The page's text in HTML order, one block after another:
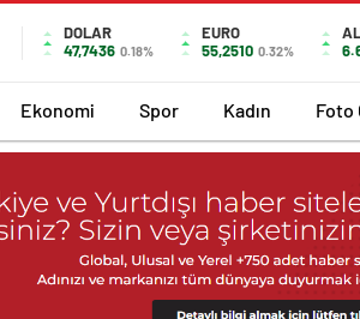
DOLAR
47,7436 0.18%
EURO
55,2510 0.32%
Ekonomi Spor Kadın Foto